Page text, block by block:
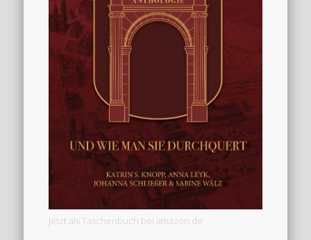
Jetzt als Taschenbuch bei amazon.de